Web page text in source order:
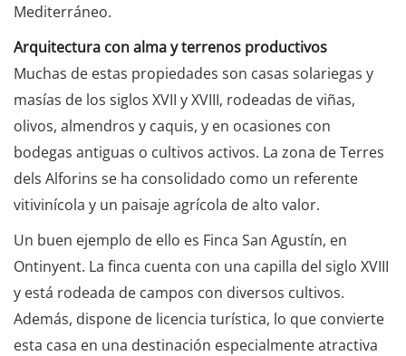
Mediterráneo.
Arquitectura con alma y terrenos productivos
Muchas de estas propiedades son casas solariegas y
masías de los siglos XVII y XVIII, rodeadas de viñas,
olivos, almendros y caquis, y en ocasiones con
bodegas antiguas o cultivos activos. La zona de Terres
dels Alforins se ha consolidado como un referente
vitivinícola y un paisaje agrícola de alto valor.
Un buen ejemplo de ello es Finca San Agustín, en
Ontinyent. La finca cuenta con una capilla del siglo XVIII
y está rodeada de campos con diversos cultivos.
Además, dispone de licencia turística, lo que convierte
esta casa en una destinación especialmente atractiva